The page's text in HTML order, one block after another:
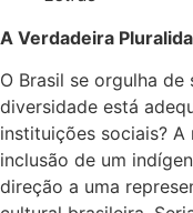
A Verdadeira
O Brasil se orgulha de
diversidade está
instituições sociais? A
inclusão de um
direção a uma